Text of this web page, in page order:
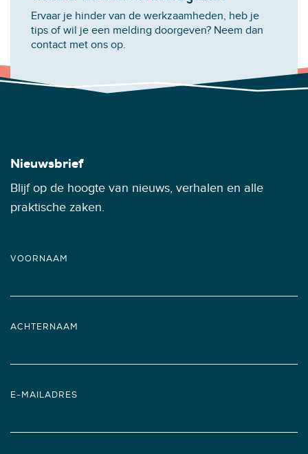
Ervaar je hinder van de werkzaamheden, heb je
tips of wil je een melding doorgeven? Neem dan
contact met ons op.
Nieuwsbrief
Blijf op de hoogte van nieuws, verhalen en alle
praktische zaken.
VOORNAAM
ACHTERNAAM
E-MAILADRES